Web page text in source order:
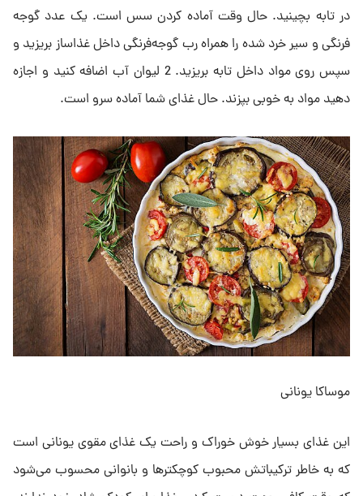
در تابه بچینید. حال وقت آماده کردن سس است. یک عدد گوجه
فرنگی و سیر خرد شده را همراه رب گوجه‌فرنگی داخل غذاساز بریزید و
سپس روی مواد داخل تابه بریزید. 2 لیوان آب اضافه کنید و اجازه
دهید مواد به خوبی بپزند. حال غذای شما آماده سرو است.
موساکا یونانی
این غذای بسیار خوش خوراک و راحت یک غذای مقوی یونانی است
که به خاطر ترکیباتش محبوب کوچکترها و بانوانی محسوب می‌شود